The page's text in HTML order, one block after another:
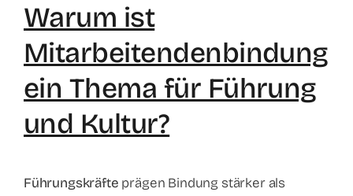
Warum ist
Mitarbeitendenbindung
ein Thema für Führung
und Kultur?
Führungskräfte prägen Bindung stärker als